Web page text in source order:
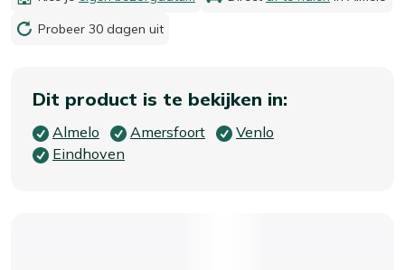
Probeer 30 dagen uit
Dit product is te bekijken in:
Almelo Amersfoort
Venlo
Eindhoven